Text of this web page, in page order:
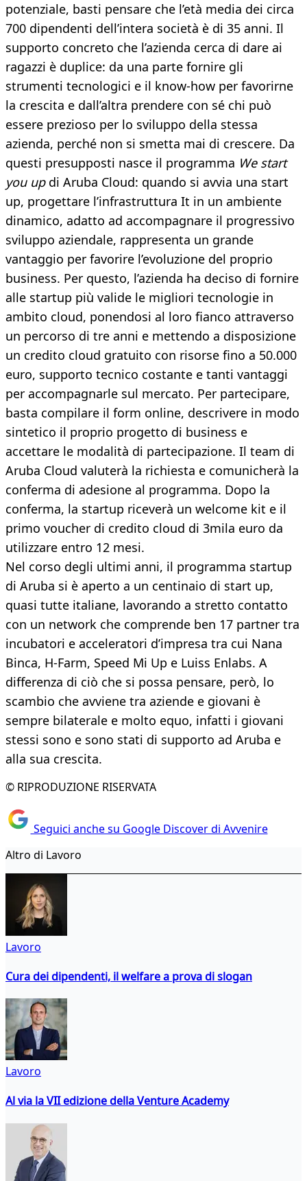
potenziale, basti pensare che l’età media dei circa
700 dipendenti dell’intera società è di 35 anni. Il
supporto concreto che l’azienda cerca di dare ai
ragazzi è duplice: da una parte fornire gli
strumenti tecnologici e il know-how per favorirne
la crescita e dall’altra prendere con sé chi può
essere prezioso per lo sviluppo della stessa
azienda, perché non si smetta mai di crescere. Da
questi presupposti nasce il programma We start
you updi Aruba Cloud: quando si avvia una start
up, progettare l’infrastruttura It in un ambiente
dinamico, adatto ad accompagnare il progressivo
sviluppo aziendale, rappresenta un grande
vantaggio per favorire l’evoluzione del proprio
business. Per questo, l’azienda ha deciso di fornire
alle startup più valide le migliori tecnologie in
ambito cloud, ponendosi al loro fianco attraverso
un percorso di tre anni e mettendo a disposizione
un credito cloud gratuito con risorse fino a 50.000
euro, supporto tecnico costante e tanti vantaggi
per accompagnarle sul mercato. Per partecipare,
basta compilare il form online, descrivere in modo
sintetico il proprio progetto di business e
accettare le modalità di partecipazione. Il team di
Aruba Cloud valuterà la richiesta e comunicherà la
conferma di adesione al programma. Dopo la
conferma, la startup riceverà un welcome kit e il
primo voucher di credito cloud di 3mila euro da
utilizzare entro 12 mesi.
Nel corso degli ultimi anni, il programma startup
di Aruba si è aperto a un centinaio di start up,
quasi tutte italiane, lavorando a stretto contatto
con un network che comprende ben 17 partner tra
incubatori e acceleratori d’impresa tra cui Nana
Binca, H-Farm, Speed Mi Up e Luiss Enlabs. A
differenza di ciò che si possa pensare, però, lo
scambio che avviene tra aziende e giovani è
sempre bilaterale e molto equo, infatti i giovani
stessi sono e sono stati di supporto ad Aruba e
alla sua crescita.
© RIPRODUZIONE RISERVATA
Seguici anche su Google Discover di Avvenire
Altro di Lavoro
Lavoro
Cura dei dipendenti, il welfare a prova di slogan
Lavoro
Al via la VII edizione della Venture Academy